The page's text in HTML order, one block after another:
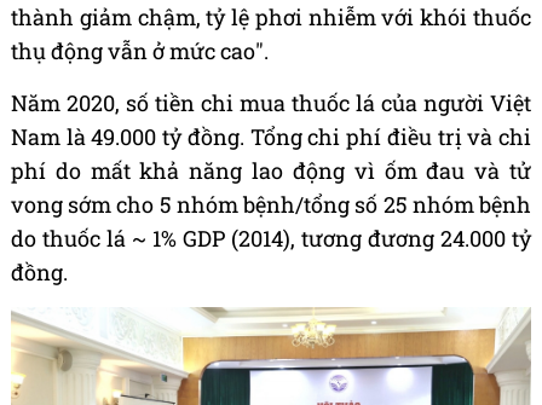
thành giảm chậm, tỷ lệ phơi nhiễm với khói thuốc
thụ động vẫn ở mức cao".
Năm 2020, số tiền chi mua thuốc lá của người Việt
Nam là 49.000 tỷ đồng. Tổng chi phí điều trị và chi
phí do mất khả năng lao động vì ốm đau và tử
vong sớm cho 5 nhóm bệnh/tổng số 25 nhóm bệnh
do thuốc lá ~ 1% GDP (2014), tương đương 24.000 tỷ
đồng.